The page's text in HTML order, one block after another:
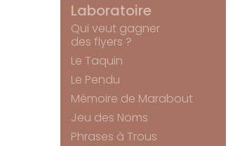
Laboratoire
Qui veut gagner
des flyers ?
Le Taquin
Le Pendu
Mémoire de Marabout
Jeu des Noms
Phrases à Trous